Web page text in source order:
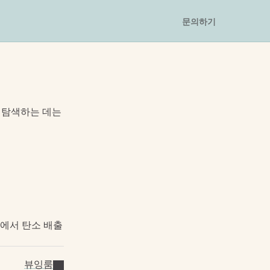
색하는 데는
서 탄소 배출
뷰잉룸
문의하기